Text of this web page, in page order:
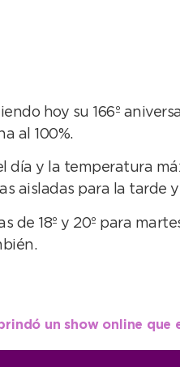
hoy su 166º
al 100%.
y la temperatura
aisladas para la tarde
de 18º y 20º para